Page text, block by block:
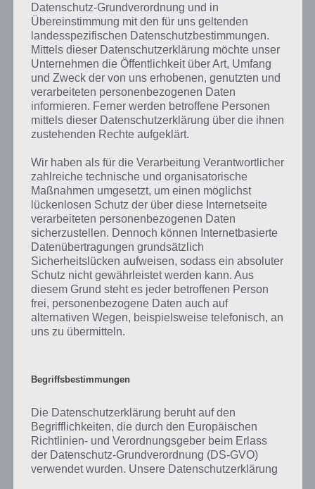
Formel ist die Lösung für das tägliche Rätsel am 14.11.2018 in 4 Bilder
1 Wort, doch welche Bedeutung hat dieses eigentlich und was gibt es
dazu zu wissen? Passt das Wort auch zu Kuba? Zu bestimmten
Lösungen präsentieren wir daher auch immer eine kurze
Begriffserklärung!
An was denkst du als erstes, wenn du das Wort „Formel“ hörst? An
den Automobilsport „Formel 1“ oder doch eher an die Formel im
wissenschaftlichen Sinne?
Bei letzterem handelt es sich bei einer Formel um eine Folge von
Zahlen, Buchstaben, Symbolen, Worten und Formelzeichen, die
einen Sachverhalt verkürzt darlegt. Dies kann aus dem Bereich der
Mathematik, Physik oder Chemie stammen. Wenn ein solcher
Ausdruck in eine solche Formel umgewandelt wird, sprechen wir
auch von Verformelung. Hast du gewusst, dass es für die
Schreibweise von Formeln sogar eine internationale Norm, die
ISO/IEC 80000 gibt? Diese zum Beispiel beschäftigt sich mit den
Größen und Einheiten.
Formeln finden wir aber nicht nur in diesen Gebieten, sondern auch
in der Sprachwissenschaft sprechen wir von Formel, beispielsweise
Formel“ und viele mehr.
Sprechen wir von Formelsport, dann handelt es sich um eine Form,
in welcher die Fahrzeuge durch technische Regeln so festgelegt ist,
dass ein Wettbewerb unter gleichen Bedingungen möglich ist. Die
bekannteste Formelserie der Welt dürfte hierbei die Formel 1 sein.
Hier sind auch zahlreiche große Automobilhersteller vertreten, um
Datenschutz-Grundverordnung und in
Übereinstimmung mit den für uns geltenden
landesspezifischen Datenschutzbestimmungen.
Mittels dieser Datenschutzerklärung möchte unser
Unternehmen die Öffentlichkeit über Art, Umfang
und Zweck der von uns erhobenen, genutzten und
verarbeiteten personenbezogenen Daten
informieren. Ferner werden betroffene Personen
mittels dieser Datenschutzerklärung über die ihnen
zustehenden Rechte aufgeklärt.
Wir haben als für die Verarbeitung Verantwortlicher
zahlreiche technische und organisatorische
Maßnahmen umgesetzt, um einen möglichst
lückenlosen Schutz der über diese Internetseite
verarbeiteten personenbezogenen Daten
sicherzustellen. Dennoch können Internetbasierte
Datenübertragungen grundsätzlich
Sicherheitslücken aufweisen, sodass ein absoluter
Schutz nicht gewährleistet werden kann. Aus
diesem Grund steht es jeder betroffenen Person
frei, personenbezogene Daten auch auf
alternativen Wegen, beispielsweise telefonisch, an
uns zu übermitteln.
Begriffsbestimmungen
Die Datenschutzerklärung beruht auf den
Begrifflichkeiten, die durch den Europäischen
Richtlinien- und Verordnungsgeber beim Erlass
der Datenschutz-Grundverordnung (DS-GVO)
verwendet wurden. Unsere Datenschutzerklärung